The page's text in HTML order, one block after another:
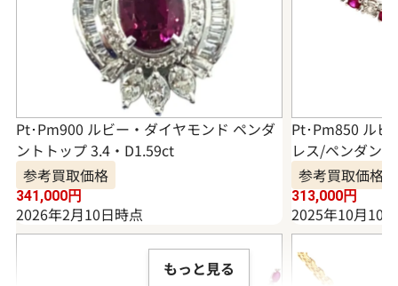
Pt･Pm900 ルビー・ダイヤモンド ペンダ
ントトップ 3.4・D1.59ct
参考買取価格
341,000円
2026年2月10日時点
Pt･Pm850 ルビ
レス/ペンダン
参考買取価格
313,000円
2025年10月10
もっと見る